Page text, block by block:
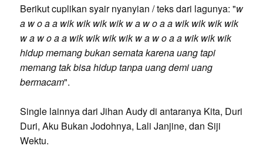
Berikut cuplikan syair nyanyian / teks dari lagunya: "w
a w o a a wik wik wik wik w a w o a a wik wik wik wik
w a w o a a wik wik wik wik w a w o a a wik wik wik
hidup memang bukan semata karena uang tapi
memang tak bisa hidup tanpa uang demi uang
bermacam".
Single lainnya dari Jihan Audy di antaranya Kita, Duri
Duri, Aku Bukan Jodohnya, Lali Janjine, dan Siji
Wektu.